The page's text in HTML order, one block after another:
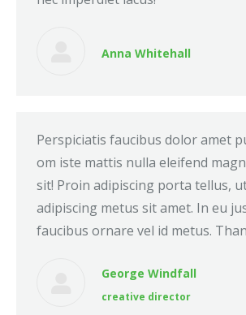
Anna Whitehall
Perspiciatis faucibus dolor amet
om iste mattis nulla eleifend
sit! Proin adipiscing porta tellus,
adipiscing metus sit amet. In eu
faucibus ornare vel id metus.
George Windfall
creative director